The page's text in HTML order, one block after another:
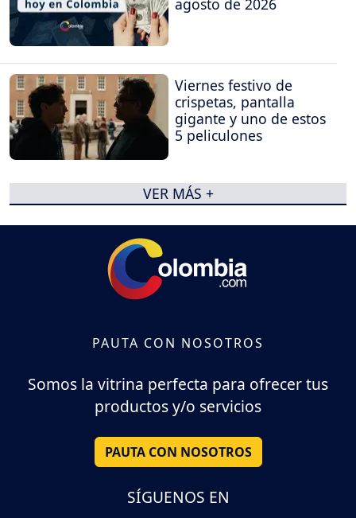
agosto de 2026
Viernes festivo de
crispetas, pantalla
gigante y uno de estos
5 peliculones
VER MÁS +
PAUTA CON NOSOTROS
Somos la vitrina perfecta para ofrecer tus
productos y/o servicios
PAUTA CON NOSOTROS
SÍGUENOS EN